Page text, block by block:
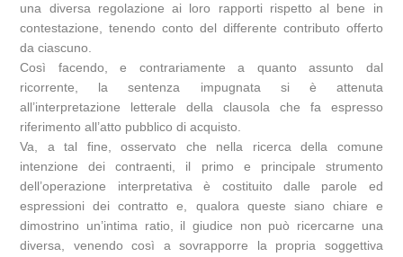
una diversa regolazione ai loro rapporti rispetto al bene in
contestazione, tenendo conto del differente contributo offerto
da ciascuno.
Così facendo, e contrariamente a quanto assunto dal
ricorrente, la sentenza impugnata si è attenuta
all’interpretazione letterale della clausola che fa espresso
riferimento all’atto pubblico di acquisto.
Va, a tal fine, osservato che nella ricerca della comune
intenzione dei contraenti, il primo e principale strumento
dell’operazione interpretativa è costituito dalle parole ed
espressioni dei contratto e, qualora queste siano chiare e
dimostrino un’intima ratio, il giudice non può ricercarne una
diversa, venendo così a sovrapporre la propria soggettiva